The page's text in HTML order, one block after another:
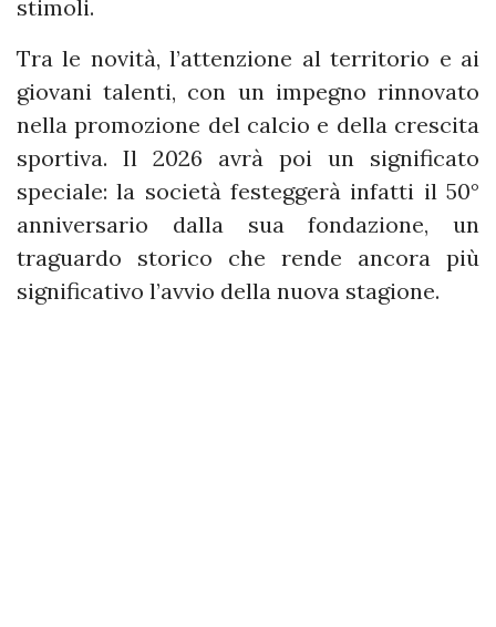
stimoli.
Tra le novità, l’attenzione al territorio e ai
giovani talenti, con un impegno rinnovato
nella promozione del calcio e della crescita
sportiva. Il 2026 avrà poi un significato
speciale: la società festeggerà infatti il 50°
anniversario dalla sua fondazione, un
traguardo storico che rende ancora più
significativo l’avvio della nuova stagione.